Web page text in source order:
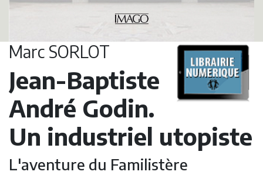
Marc SORLOT
Jean-Baptiste
André Godin.
Un industriel utopiste
L'aventure du Familistère